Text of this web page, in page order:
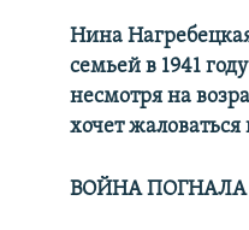
Нина
семьей в 1941
несмотря на
хочет
ВОЙНА